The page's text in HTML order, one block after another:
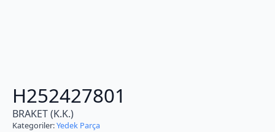
H252427801
BRAKET (K.K.)
Kategoriler:Yedek Parça